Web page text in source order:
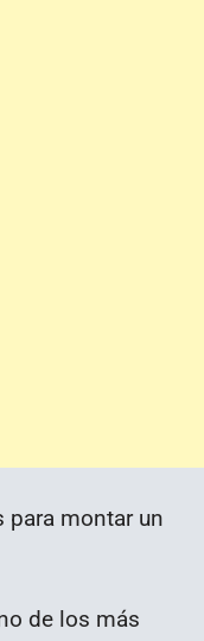
para montar un
de los más